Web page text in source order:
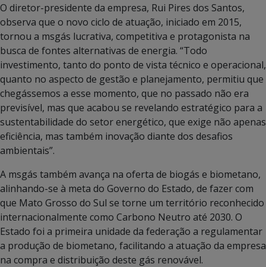
O diretor-presidente da empresa, Rui Pires dos Santos,
observa que o novo ciclo de atuação, iniciado em 2015,
tornou a msgás lucrativa, competitiva e protagonista na
busca de fontes alternativas de energia. “Todo
investimento, tanto do ponto de vista técnico e operacional,
quanto no aspecto de gestão e planejamento, permitiu que
chegássemos a esse momento, que no passado não era
previsível, mas que acabou se revelando estratégico para a
sustentabilidade do setor energético, que exige não apenas
eficiência, mas também inovação diante dos desafios
ambientais”.
A msgás também avança na oferta de biogás e biometano,
alinhando-se à meta do Governo do Estado, de fazer com
que Mato Grosso do Sul se torne um território reconhecido
internacionalmente como Carbono Neutro até 2030. O
Estado foi a primeira unidade da federação a regulamentar
a produção de biometano, facilitando a atuação da empresa
na compra e distribuição deste gás renovável.